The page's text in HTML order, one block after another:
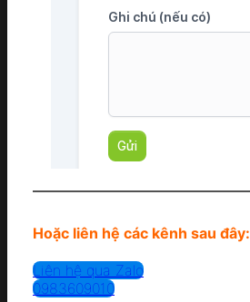
Hoặc liên hệ các kênh sau đây:
Liên hệ qua Zalo
0983609010